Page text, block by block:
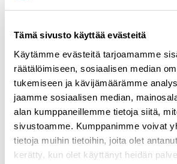
Tämä sivusto käyttää evästeitä
Käytämme evästeitä tarjoamamme
räätälöimiseen, sosiaalisen median
tukemiseen ja kävijämäärämme
jaamme sosiaalisen median,
alan kumppaneillemme tietoja siitä,
sivustoamme. Kumppanimme voivat
tietoja muihin tietoihin, joita olet
kerätty, kun olet käyttänyt heidän
10.6.2026 UUTISET
Aura Salla: Digitaalisen
yksinkertaistaminen vaatii